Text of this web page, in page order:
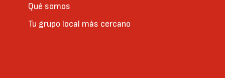
Qué somos
Tu grupo local más cercano